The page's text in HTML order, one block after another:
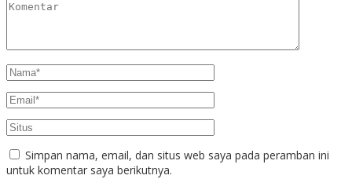
Simpan nama, email, dan situs web saya pada peramban ini
untuk komentar saya berikutnya.